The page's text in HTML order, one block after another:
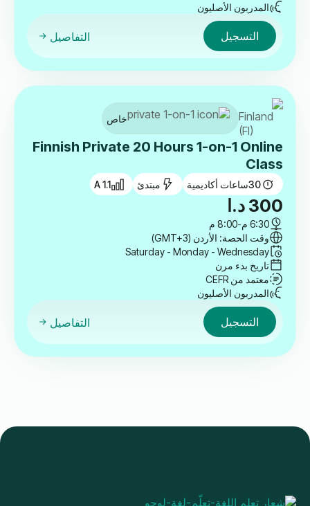
المدربون الأصليون
التسجيل التفاصيل
خاص
Finnish Private 20 Hours 1-on-1 Online
Class
30ساعات أكاديمية مبتدئ A 1.1
300 د.ا
6:30 م -8:00 م
وقت الحصة: الأردن (GMT+3)
Saturday - Monday - Wednesday
تاريخ بدء مرن
معتمد من CEFR
المدربون الأصليون
التسجيل التفاصيل